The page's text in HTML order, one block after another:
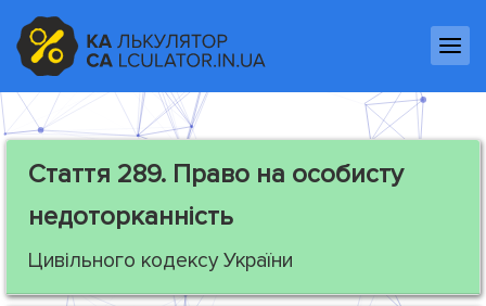
Стаття 289. Право на особисту
недоторканність
Цивільного кодексу України